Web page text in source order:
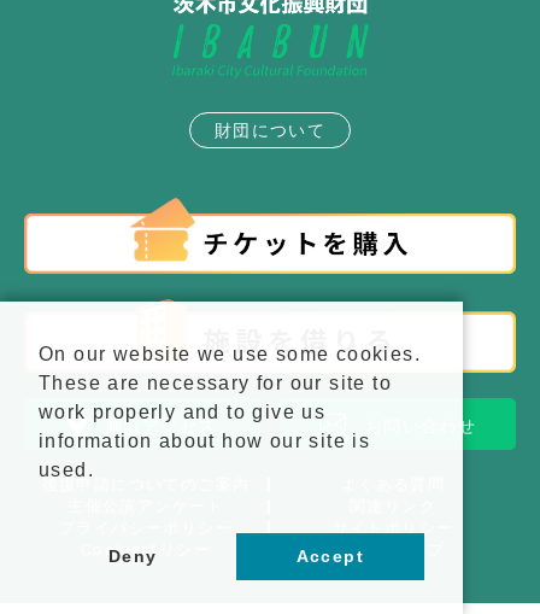
財団について
施設アクセス お問い合わせ
Cookieポリシー
サイトマップ
On our website we use some cookies.
These are necessary for our site to
work properly and to give us
information about how our site is
used.
Deny Accept